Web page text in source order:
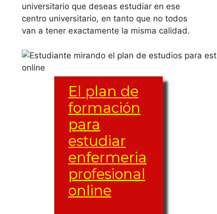
Universidad
Cardenal Herrera
Valencia S.
Vicente M.
Extremadura
Universidad de
Extremadura
universitario que deseas estudiar en ese
centro universitario, en tanto que no todos
van a tener exactamente la misma calidad.
El plan de
formación
para
estudiar
enfermeria
profesional
online